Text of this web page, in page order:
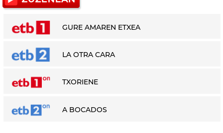
GURE AMAREN ETXEA
LA OTRA CARA
TXORIENE
A BOCADOS